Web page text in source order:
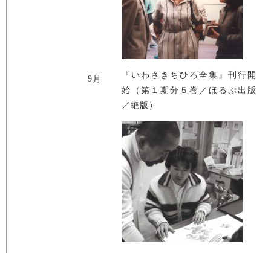
9月
『いわさきちひろ全集』刊行開
始（第１期分５巻／ほるぷ出版
／絶版）